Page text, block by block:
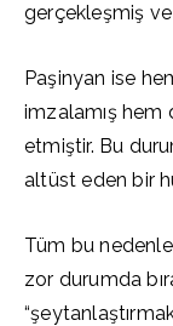
gerçekleşmiş ve
Paşinyan ise
imzalamış hem
etmiştir. Bu
altüst eden bir
Tüm bu
zor durumda